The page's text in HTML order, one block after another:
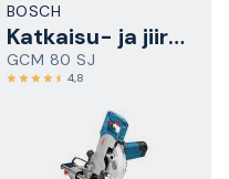
BOSCH
Katkaisu- ja jiirisaha
GCM 80 SJ
4,8